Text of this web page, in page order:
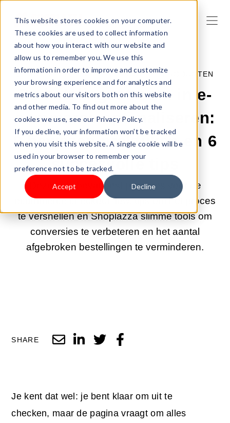
This website stores cookies on your computer.
These cookies are used to collect information
about how you interact with our website and
allow us to remember you. We use this
information in order to improve and customize
your browsing experience and for analytics and
metrics about our visitors both on this website
and other media. To find out more about the
cookies we use, see our Privacy Policy.
If you decline, your information won’t be tracked
when you visit this website. A single cookie will be
used in your browser to remember your
preference not to be tracked.
Accept Decline
10-JUN-2025 2:00:00 |VERKOOP JE PRODUCTEN
De betalingsstroom in e-
commerce optimaliseren:
9 bewezen praktijken en 6
succesvolle tips
Deze gids bevat best practices voor de
ecommerce checkout flow, tips om het proces
te versnellen en Shoplazza slimme tools om
conversies te verbeteren en het aantal
afgebroken bestellingen te verminderen.
SHARE
Je kent dat wel: je bent klaar om uit te
checken, maar de pagina vraagt om alles